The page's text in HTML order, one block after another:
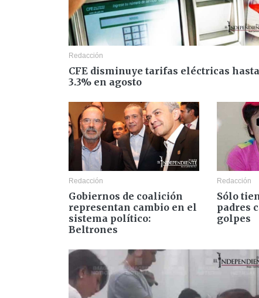
Redacción
CFE disminuye tarifas eléctricas hasta
3.3% en agosto
Redacción
Gobiernos de coalición
representan cambio en el
sistema político:
Beltrones
Redacción
Sólo
padres
golpes